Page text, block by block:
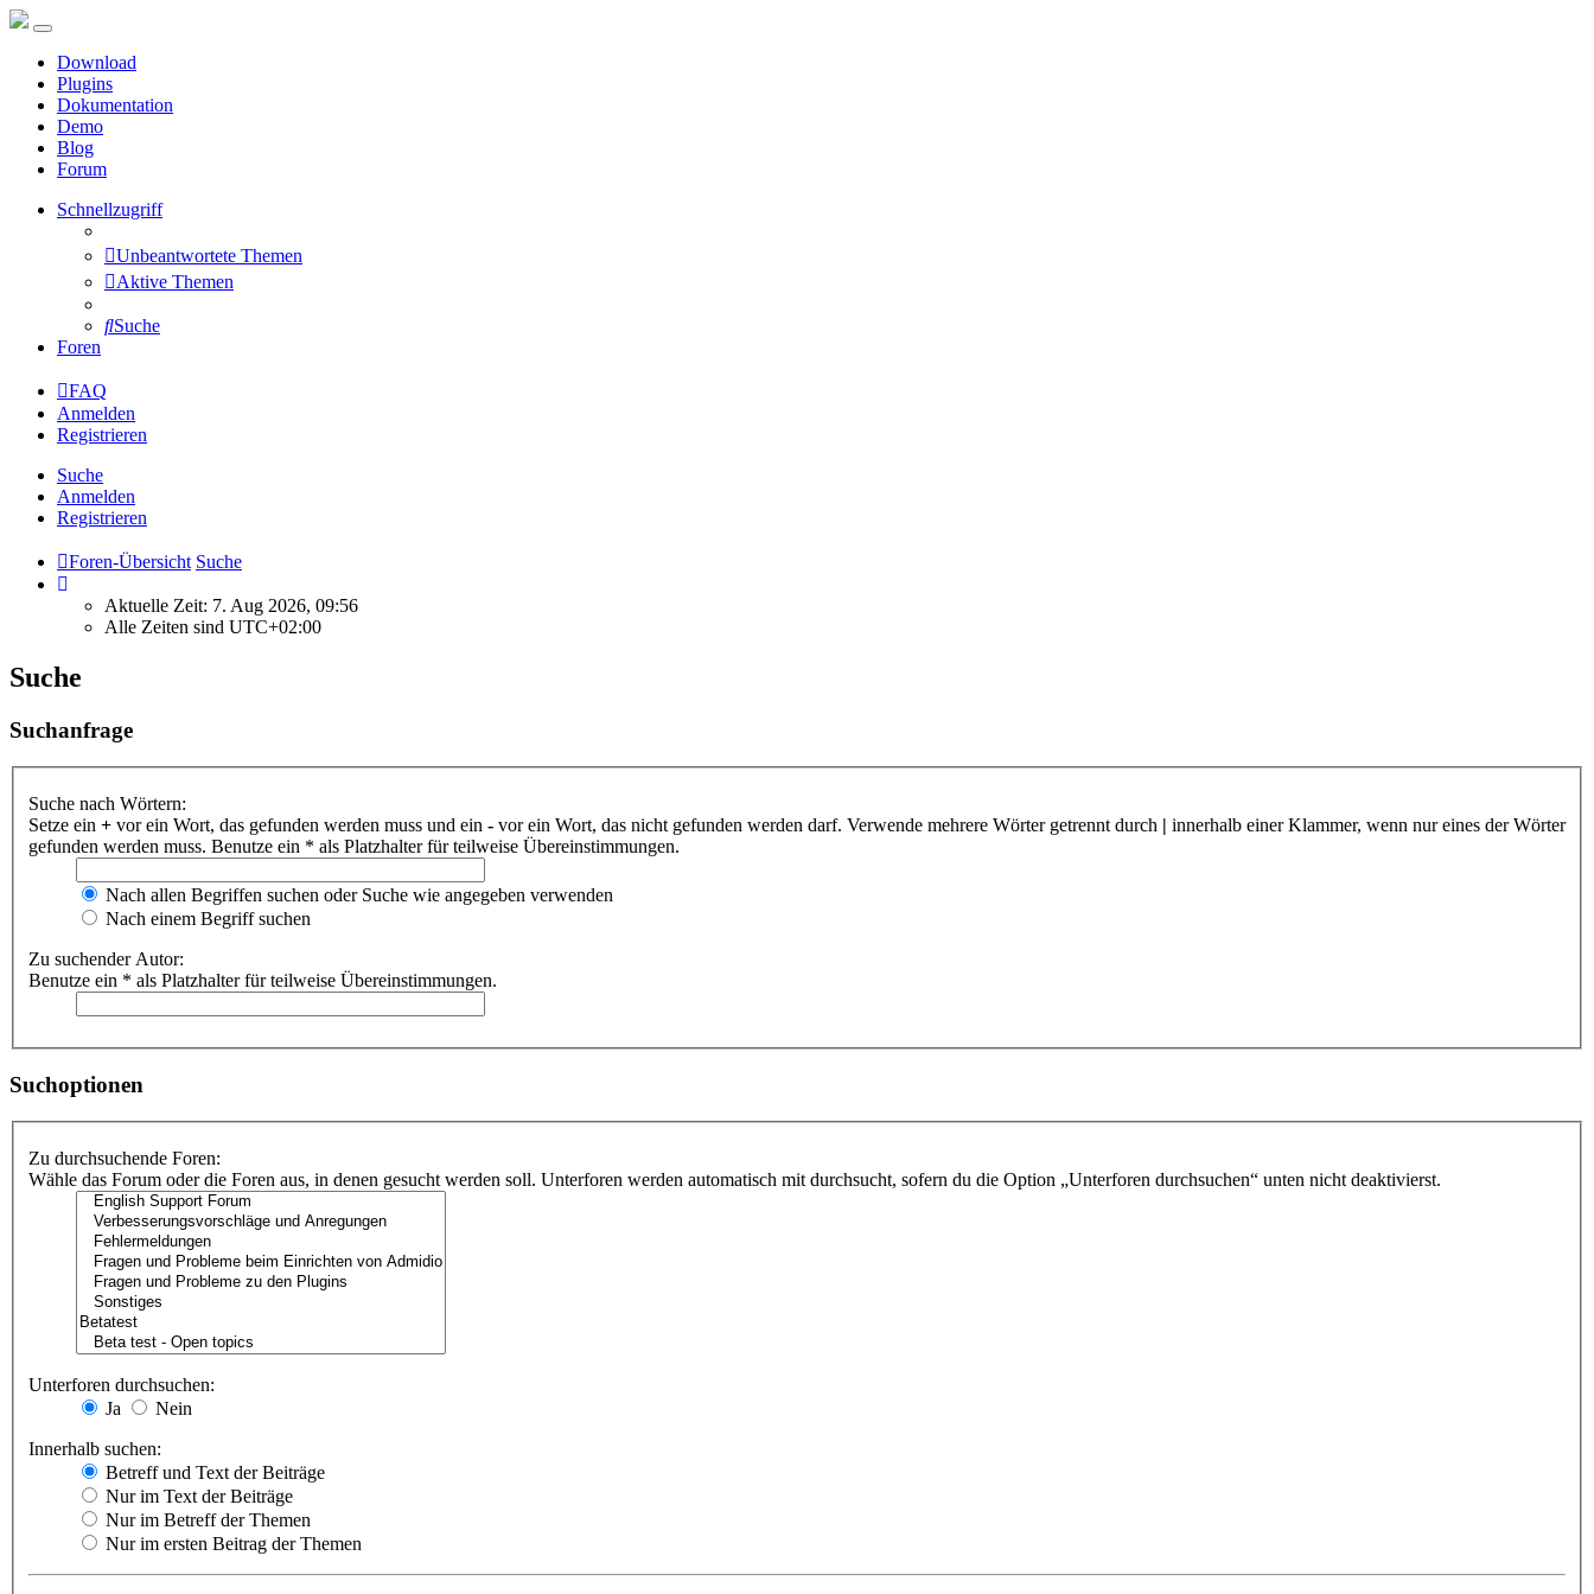
Download
Plugins
Dokumentation
Demo
Blog
Forum
Schnellzugriff
Unbeantwortete Themen
Aktive Themen
Suche
Foren
FAQ
Anmelden
Registrieren
Suche
Anmelden
Registrieren
Foren-Übersicht Suche
Aktuelle Zeit: 7. Aug 2026, 09:56
Alle Zeiten sind UTC+02:00
Suche
Suchanfrage
Suche nach Wörtern:
Setze ein + vor ein Wort, das gefunden werden muss und ein - vor ein Wort, das nicht gefunden werden darf. Verwende mehrere Wörter getrennt durch | innerhalb einer Klammer, wenn nur eines der Wörter
gefunden werden muss. Benutze ein * als Platzhalter für teilweise Übereinstimmungen.
Nach allen Begriffen suchen oder Suche wie angegeben verwenden
Nach einem Begriff suchen
Zu suchender Autor:
Benutze ein * als Platzhalter für teilweise Übereinstimmungen.
Suchoptionen
Zu durchsuchende Foren:
Wähle das Forum oder die Foren aus, in denen gesucht werden soll. Unterforen werden automatisch mit durchsucht, sofern du die Option „Unterforen durchsuchen“ unten nicht deaktivierst.
Unterforen durchsuchen:
Ja
Nein
Innerhalb suchen:
Betreff und Text der Beiträge
Nur im Text der Beiträge
Nur im Betreff der Themen
Nur im ersten Beitrag der Themen